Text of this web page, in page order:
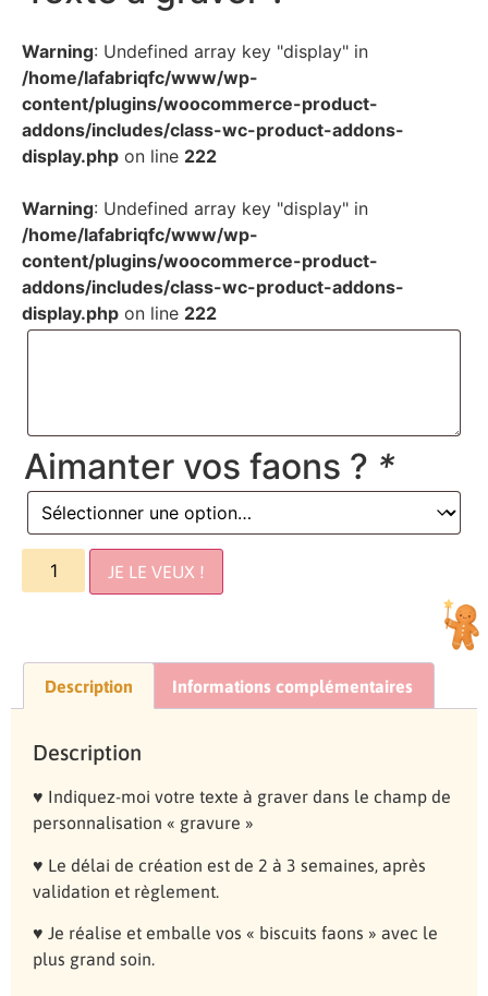
Warning: Undefined array key "display" in
/home/lafabriqfc/www/wp-
content/plugins/woocommerce-product-
addons/includes/class-wc-product-addons-
display.php on line 222
Warning: Undefined array key "display" in
/home/lafabriqfc/www/wp-
content/plugins/woocommerce-product-
addons/includes/class-wc-product-addons-
display.php on line 222
Aimanter vos faons ? *
JE LE VEUX !
Description Informations complémentaires
Description
♥ Indiquez-moi votre texte à graver dans le champ de
personnalisation « gravure »
♥ Le délai de création est de 2 à 3 semaines, après
validation et règlement.
♥ Je réalise et emballe vos « biscuits faons » avec le
plus grand soin.